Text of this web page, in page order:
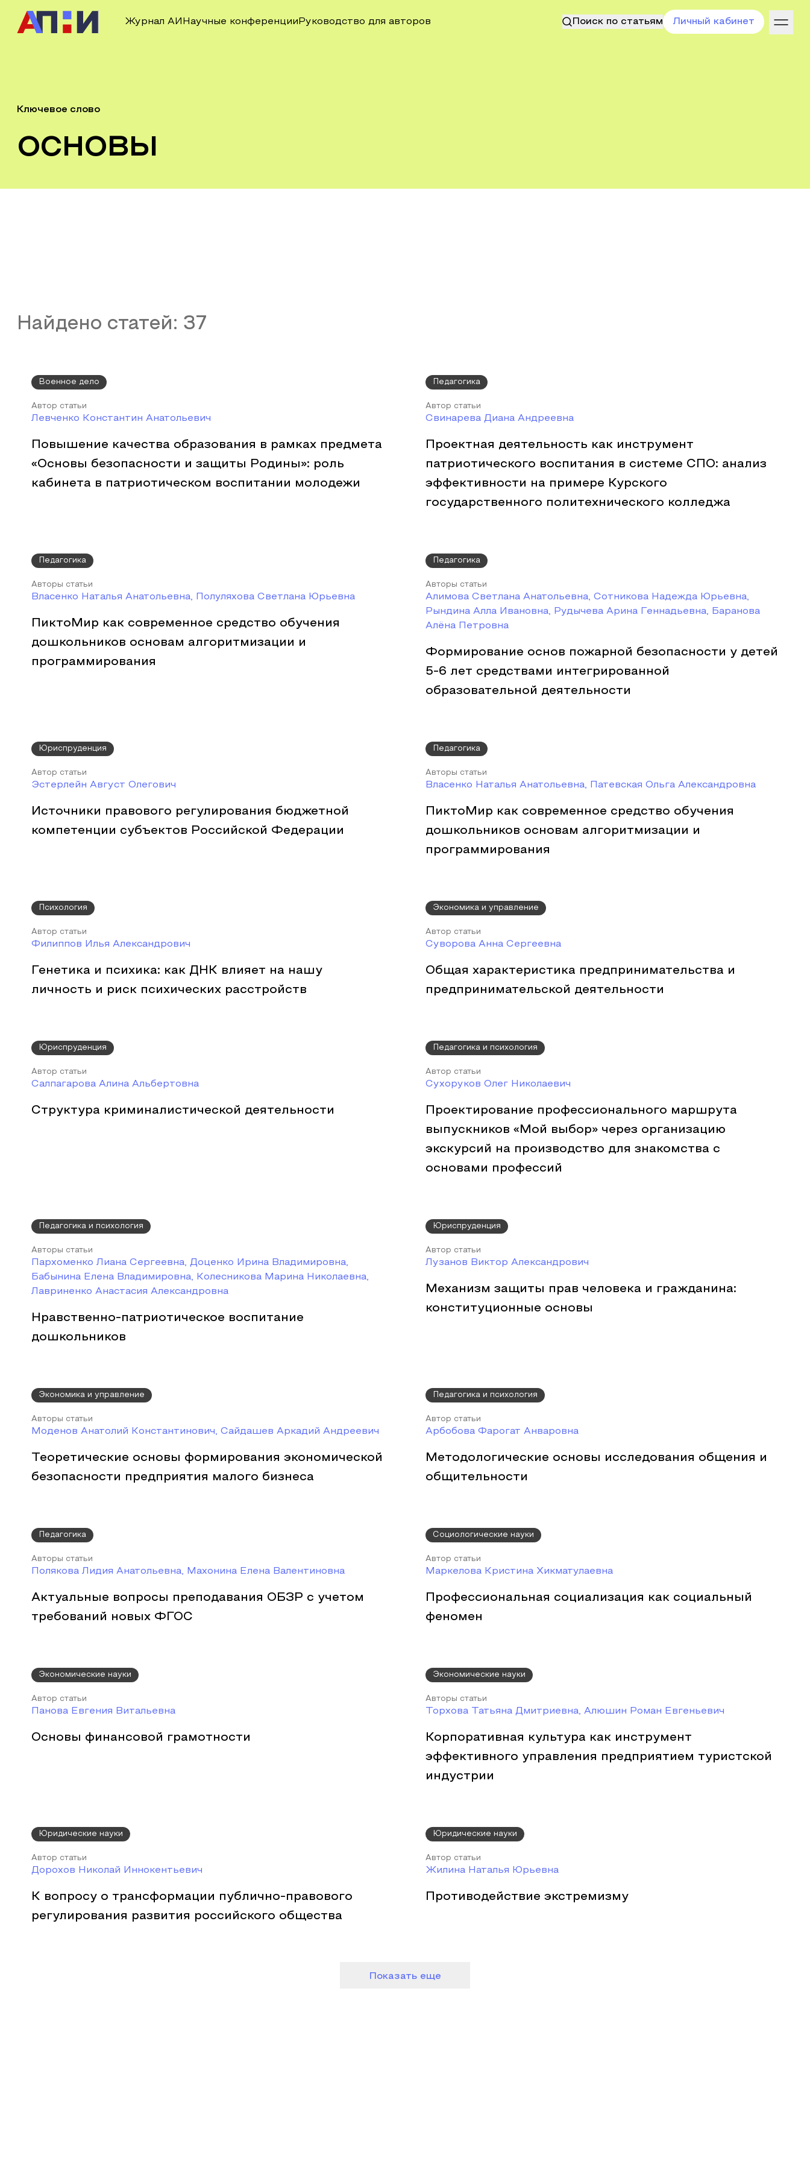
Журнал АИ Научные конференции Руководство для авторов Поиск по статьям Личный кабинет
Ключевое слово
основы
Найдено статей: 37
Военное дело
Автор статьи
Левченко Константин Анатольевич
Повышение качества образования в рамках предмета
«Основы безопасности и защиты Родины»: роль
кабинета в патриотическом воспитании молодежи
Педагогика
Автор статьи
Свинарева Диана Андреевна
Проектная деятельность как инструмент
патриотического воспитания в системе СПО: анализ
эффективности на примере Курского
государственного политехнического колледжа
Педагогика
Авторы статьи
Власенко Наталья Анатольевна, Полуляхова Светлана Юрьевна
ПиктоМир как современное средство обучения
дошкольников основам алгоритмизации и
программирования
Педагогика
Авторы статьи
Алимова Светлана Анатольевна, Сотникова Надежда Юрьевна,
Рындина Алла Ивановна, Рудычева Арина Геннадьевна, Баранова
Алёна Петровна
Формирование основ пожарной безопасности у детей
5-6 лет средствами интегрированной
образовательной деятельности
Юриспруденция
Автор статьи
Эстерлейн Август Олегович
Источники правового регулирования бюджетной
компетенции субъектов Российской Федерации
Педагогика
Авторы статьи
Власенко Наталья Анатольевна, Патевская Ольга Александровна
ПиктоМир как современное средство обучения
дошкольников основам алгоритмизации и
программирования
Психология
Автор статьи
Филиппов Илья Александрович
Генетика и психика: как ДНК влияет на нашу
личность и риск психических расстройств
Экономика и управление
Автор статьи
Суворова Анна Сергеевна
Общая характеристика предпринимательства и
предпринимательской деятельности
Юриспруденция
Автор статьи
Салпагарова Алина Альбертовна
Структура криминалистической деятельности
Педагогика и психология
Автор статьи
Сухоруков Олег Николаевич
Проектирование профессионального маршрута
выпускников «Мой выбор» через организацию
экскурсий на производство для знакомства с
основами профессий
Педагогика и психология
Авторы статьи
Пархоменко Лиана Сергеевна, Доценко Ирина Владимировна,
Бабынина Елена Владимировна, Колесникова Марина Николаевна,
Лавриненко Анастасия Александровна
Нравственно-патриотическое воспитание
дошкольников
Юриспруденция
Автор статьи
Лузанов Виктор Александрович
Механизм защиты прав человека и гражданина:
конституционные основы
Экономика и управление
Авторы статьи
Моденов Анатолий Константинович, Сайдашев Аркадий Андреевич
Теоретические основы формирования экономической
безопасности предприятия малого бизнеса
Педагогика и психология
Автор статьи
Арбобова Фарогат Анваровна
Методологические основы исследования общения и
общительности
Педагогика
Авторы статьи
Полякова Лидия Анатольевна, Махонина Елена Валентиновна
Актуальные вопросы преподавания ОБЗР с учетом
требований новых ФГОС
Социологические науки
Автор статьи
Маркелова Кристина Хикматулаевна
Профессиональная социализация как социальный
феномен
Экономические науки
Автор статьи
Панова Евгения Витальевна
Основы финансовой грамотности
Экономические науки
Авторы статьи
Торхова Татьяна Дмитриевна, Алюшин Роман Евгеньевич
Корпоративная культура как инструмент
эффективного управления предприятием туристской
индустрии
Юридические науки
Автор статьи
Дорохов Николай Иннокентьевич
К вопросу о трансформации публично-правового
регулирования развития российского общества
Юридические науки
Автор статьи
Жилина Наталья Юрьевна
Противодействие экстремизму
Показать еще